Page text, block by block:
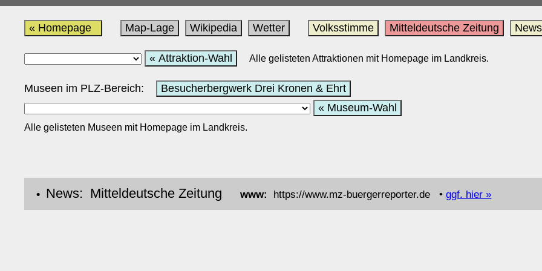
« Homepage Map-Lage Wikipedia Wetter Volksstimme Mitteldeutsche Zeitung
« Attraktion-Wahl Alle gelisteten Attraktionen mit Homepage im Landkreis.
Museen im PLZ-Bereich:
Besucherbergwerk Drei Kronen & Ehrt
« Museum-Wahl
Alle gelisteten Museen mit Homepage im Landkreis.
• News: Mitteldeutsche Zeitungwww: https://www.mz-buergerreporter.de •ggf. hier »